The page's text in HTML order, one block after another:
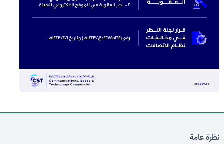
نظرة عامة